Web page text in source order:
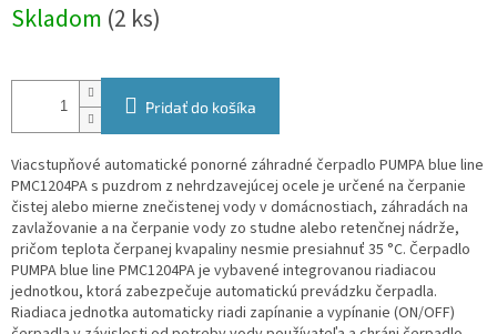
cena:
Skladom (2 ks)
Pridať do košíka
Viacstupňové automatické ponorné záhradné čerpadlo PUMPA blue line
PMC1204PA s puzdrom z nehrdzavejúcej ocele je určené na čerpanie
čistej alebo mierne znečistenej vody v domácnostiach, záhradách na
zavlažovanie a na čerpanie vody zo studne alebo retenčnej nádrže,
pričom teplota čerpanej kvapaliny nesmie presiahnuť 35 °C. Čerpadlo
PUMPA blue line PMC1204PA je vybavené integrovanou riadiacou
jednotkou, ktorá zabezpečuje automatickú prevádzku čerpadla.
Riadiaca jednotka automaticky riadi zapínanie a vypínanie (ON/OFF)